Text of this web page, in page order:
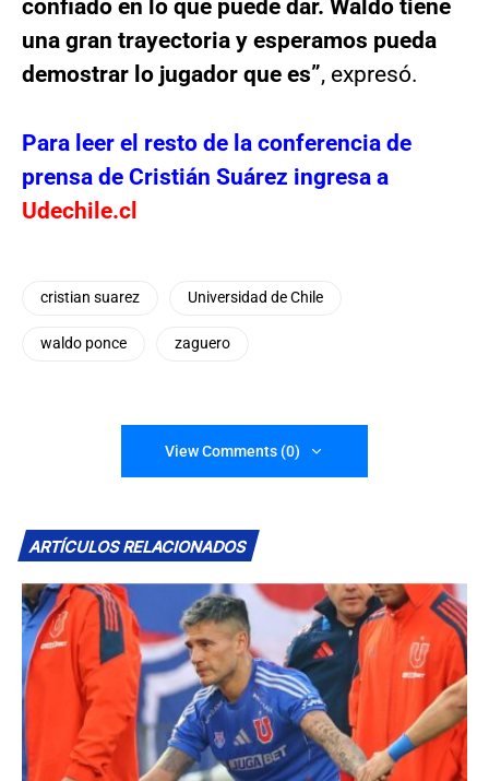
confiado en lo que puede dar. Waldo tiene
una gran trayectoria y esperamos pueda
demostrar lo jugador que es”, expresó.
Para leer el resto de la conferencia de
prensa de Cristián Suárez ingresa a
Udechile.cl
cristian suarez Universidad de Chile
waldo ponce zaguero
View Comments (0)
ARTÍCULOS RELACIONADOS